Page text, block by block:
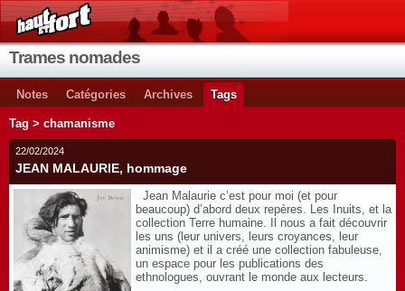
Trames nomades
Notes Catégories Archives Tags
Tag > chamanisme
22/02/2024
JEAN MALAURIE, hommage
Jean Malaurie c’est pour moi (et pour
beaucoup) d’abord deux repères. Les Inuits, et la
collection Terre humaine. Il nous a fait découvrir
les uns (leur univers, leurs croyances, leur
animisme) et il a créé une collection fabuleuse,
un espace pour les publications des
ethnologues, ouvrant le monde aux lecteurs.